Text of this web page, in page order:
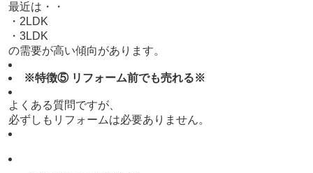
最近は・・
・2LDK
・3LDK
の需要が高い傾向があります。
※特徴⑤ リフォーム前でも売れる※
よくある質問ですが、
必ずしもリフォームは必要ありません。